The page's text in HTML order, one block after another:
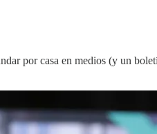
por casa en medios (y un